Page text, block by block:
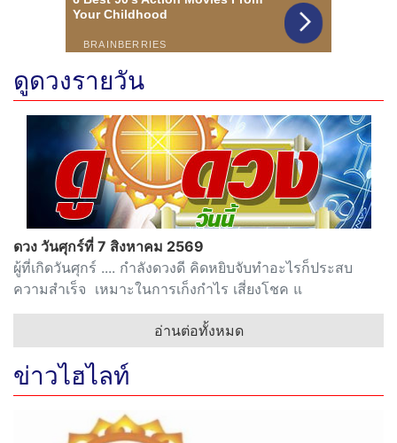
ดูดวงรายวัน
ดวง วันศุกร์ที่ 7 สิงหาคม 2569
ผู้ที่เกิดวันศุกร์ .... กำลังดวงดี คิดหยิบจับทำอะไรก็ประสบ
ความสำเร็จ เหมาะในการเก็งกำไร เสี่ยงโชค แ
อ่านต่อทั้งหมด
ข่าวไฮไลท์